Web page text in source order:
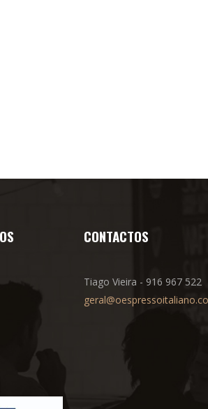
CONTACTOS
Tiago Vieira - 916 967 522